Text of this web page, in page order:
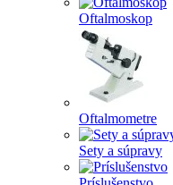
Oftalmoskop
Oftalmometre
Sety a súpravy